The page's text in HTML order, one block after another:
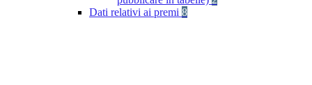
Dati relativi ai premi 8